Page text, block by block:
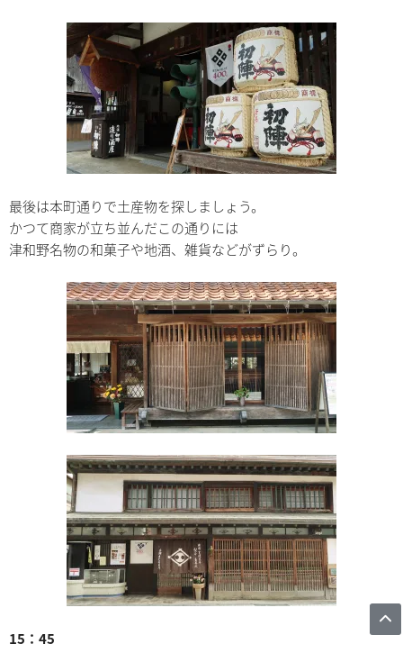
最後は本町通りで土産物を探しましょう。
かつて商家が立ち並んだこの通りには
津和野名物の和菓子や地酒、雑貨などがずらり。
15：45